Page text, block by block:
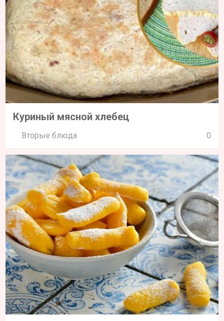
Куриный мясной хлебец
Вторые блюда 0